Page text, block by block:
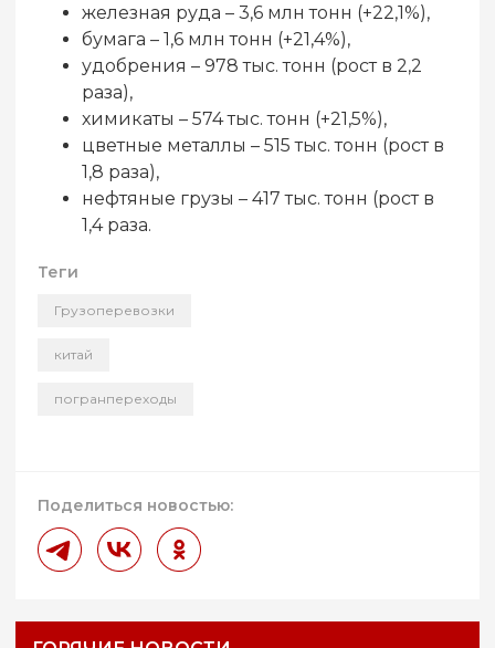
железная руда – 3,6 млн тонн (+22,1%),
бумага – 1,6 млн тонн (+21,4%),
удобрения – 978 тыс. тонн (рост в 2,2
раза),
химикаты – 574 тыс. тонн (+21,5%),
цветные металлы – 515 тыс. тонн (рост в
1,8 раза),
нефтяные грузы – 417 тыс. тонн (рост в
1,4 раза.
Теги
Грузоперевозки
китай
погранпереходы
Поделиться новостью: